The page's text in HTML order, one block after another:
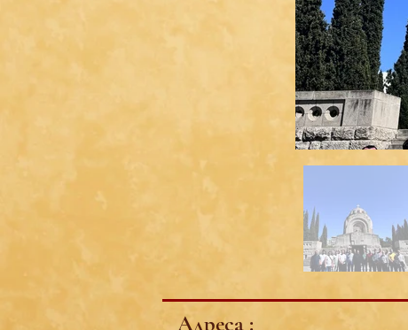
Адреса :